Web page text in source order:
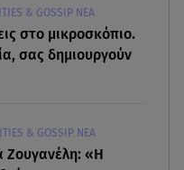
που
& GOSSIP ΝΕΑ
στο μικροσκόπιο.
σας δημιουργούν
& GOSSIP ΝΕΑ
Ζουγανέλη: «Η